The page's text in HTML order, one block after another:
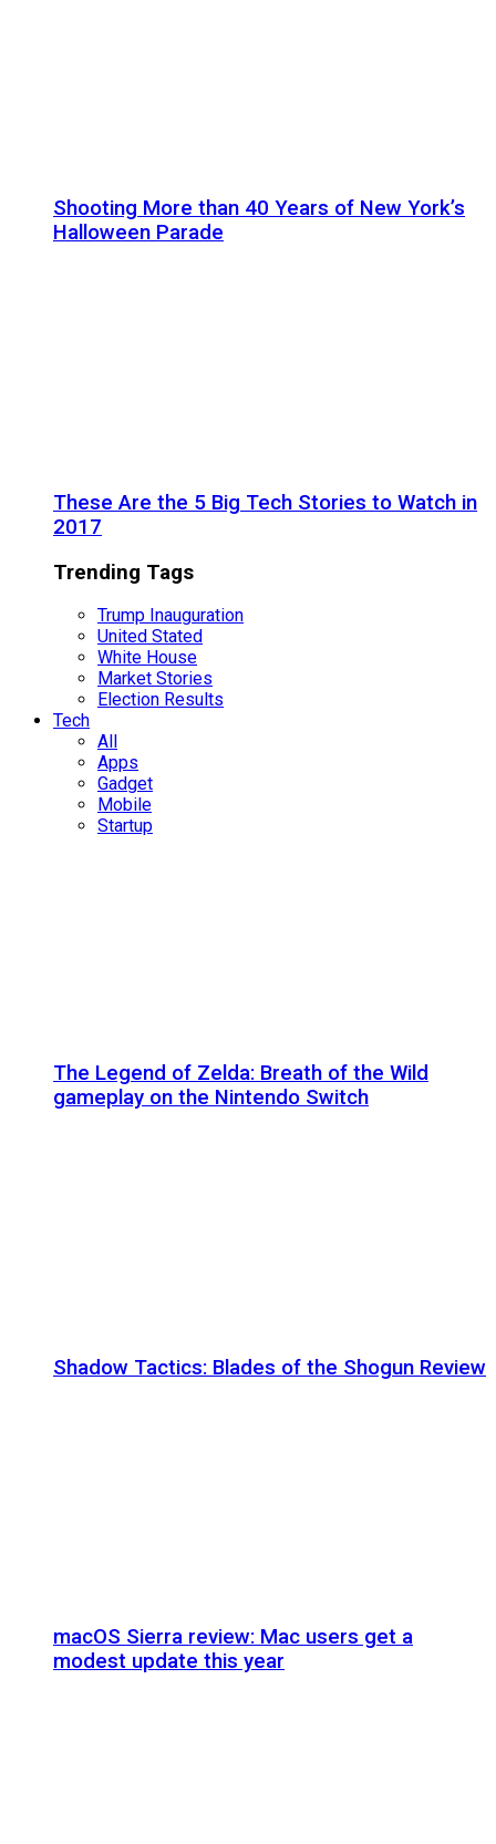
Shooting More than 40 Years of New York’s
Halloween Parade
These Are the 5 Big Tech Stories to Watch in
2017
Trending Tags
Trump Inauguration
United Stated
White House
Market Stories
Election Results
Tech
All
Apps
Gadget
Mobile
Startup
The Legend of Zelda: Breath of the Wild
gameplay on the Nintendo Switch
Shadow Tactics: Blades of the Shogun Review
macOS Sierra review: Mac users get a
modest update this year